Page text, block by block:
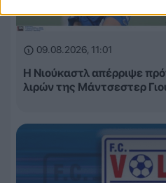
09.08.2026, 11:01
Η Νιούκαστλ απέρριψε
λιρών της Μάντσεστερ